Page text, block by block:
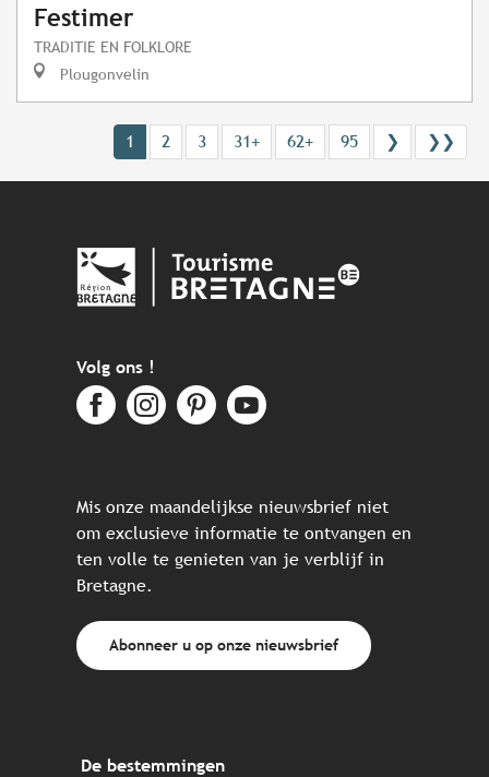
Festimer
TRADITIE EN FOLKLORE
Plougonvelin
1 2 3 31+ 62+ 95 ❯ ❯❯
Volg ons !
Mis onze maandelijkse nieuwsbrief niet
om exclusieve informatie te ontvangen en
ten volle te genieten van je verblijf in
Bretagne.
Abonneer u op onze nieuwsbrief
De bestemmingen